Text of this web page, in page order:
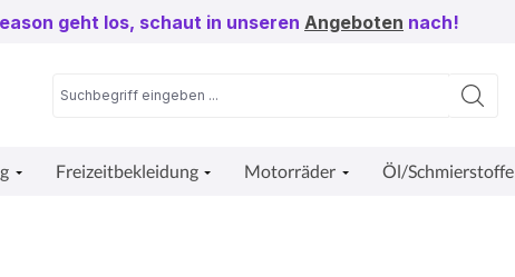
geht los, schaut in unseren Angeboten nach!
Freizeitbekleidung Motorräder Öl/Schmierstoffe